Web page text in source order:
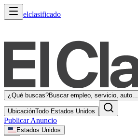
elclasificado
¿Qué buscas?Buscar empleo, servicio, auto...
UbicaciónTodo Estados Unidos
Publicar Anuncio
Estados Unidos